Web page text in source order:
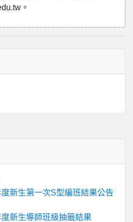
。
新生第一次S型編班結果公告
新生導師班級抽籤結果